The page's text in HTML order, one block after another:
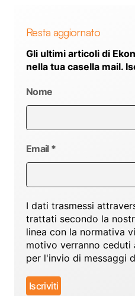
Resta aggiornato
Gli ultimi articoli di
nella tua casella mail.
Nome
Email *
I dati trasmessi
trattati secondo la
linea con la normativa
motivo verranno
per l'invio di messaggi